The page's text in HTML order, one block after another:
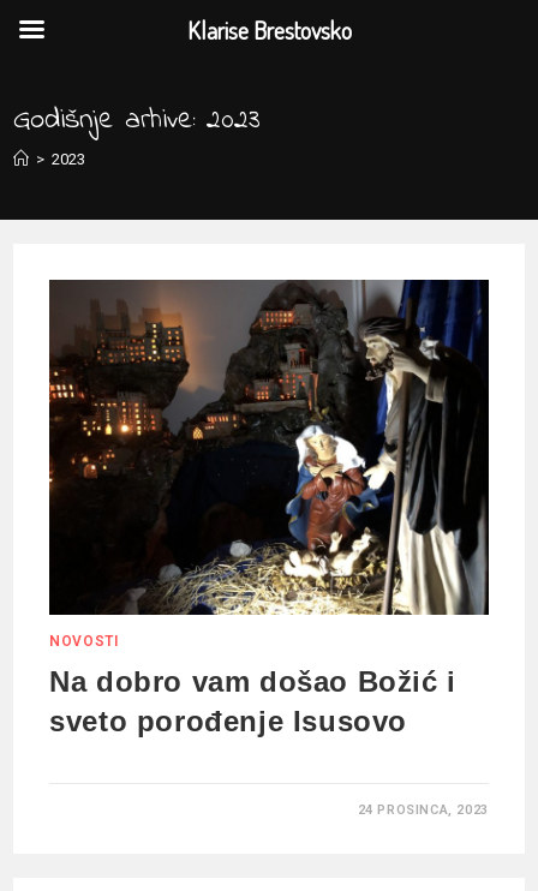
sadržaj
Godišnje arhive: 2023
> 2023
NOVOSTI
Na dobro vam došao Božić i
sveto porođenje Isusovo
24 PROSINCA, 2023
Klarise Brestovsko